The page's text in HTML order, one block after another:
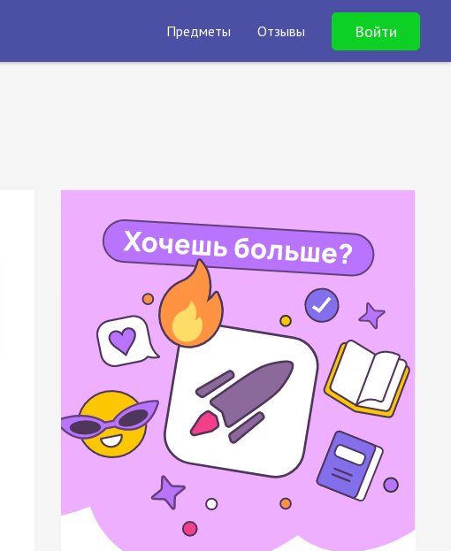
Предметы Отзывы Войти